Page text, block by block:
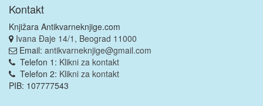
Kontakt
Knjižara Antikvarneknjige.com
Ivana Đaje 14/1, Beograd 11000
Email: antikvarneknjige@gmail.com
Telefon 1: Klikni za kontakt
Telefon 2: Klikni za kontakt
PIB: 107777543